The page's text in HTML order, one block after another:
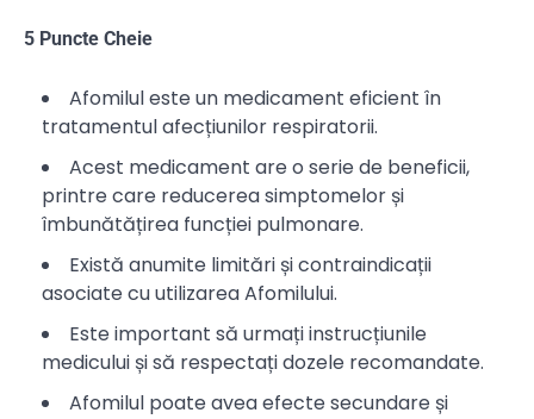
5 Puncte Cheie
Afomilul este un medicament eficient în
tratamentul afecțiunilor respiratorii.
Acest medicament are o serie de beneficii,
printre care reducerea simptomelor și
îmbunătățirea funcției pulmonare.
Există anumite limitări și contraindicații
asociate cu utilizarea Afomilului.
Este important să urmați instrucțiunile
medicului și să respectați dozele recomandate.
Afomilul poate avea efecte secundare și